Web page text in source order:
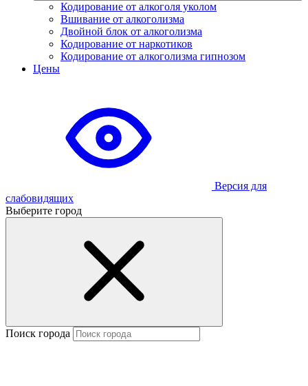
Кодирование от алкоголя уколом
Вшивание от алкоголизма
Двойной блок от алкоголизма
Кодирование от наркотиков
Кодирование от алкоголизма гипнозом
Цены
Версия для
слабовидящих
Выберите город
Поиск города